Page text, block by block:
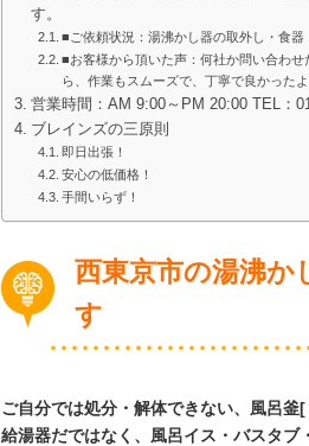
す。
■ご依頼状況：湯沸かし器の取外し・食
■お客様から頂いた声：何社か問い合わ
ら、作業もスムーズで、丁寧で良かったよ
営業時間：AM 9:00～PM 20:00 TEL：
ブレインズの三原則
即日出張！
安心の低価格！
手間いらず！
西東京市の湯沸か
す
ご自分では処分・解体できない、風呂
給湯器だではなく、風呂イス・バスタ